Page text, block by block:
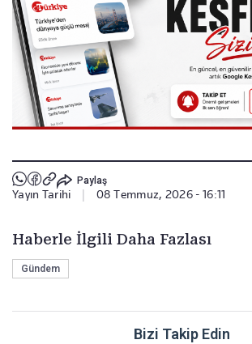
Paylaş
Yayın Tarihi 08 Temmuz, 2026 - 16:11
Haberle İlgili Daha Fazlası
Gündem
Bizi Takip Edin